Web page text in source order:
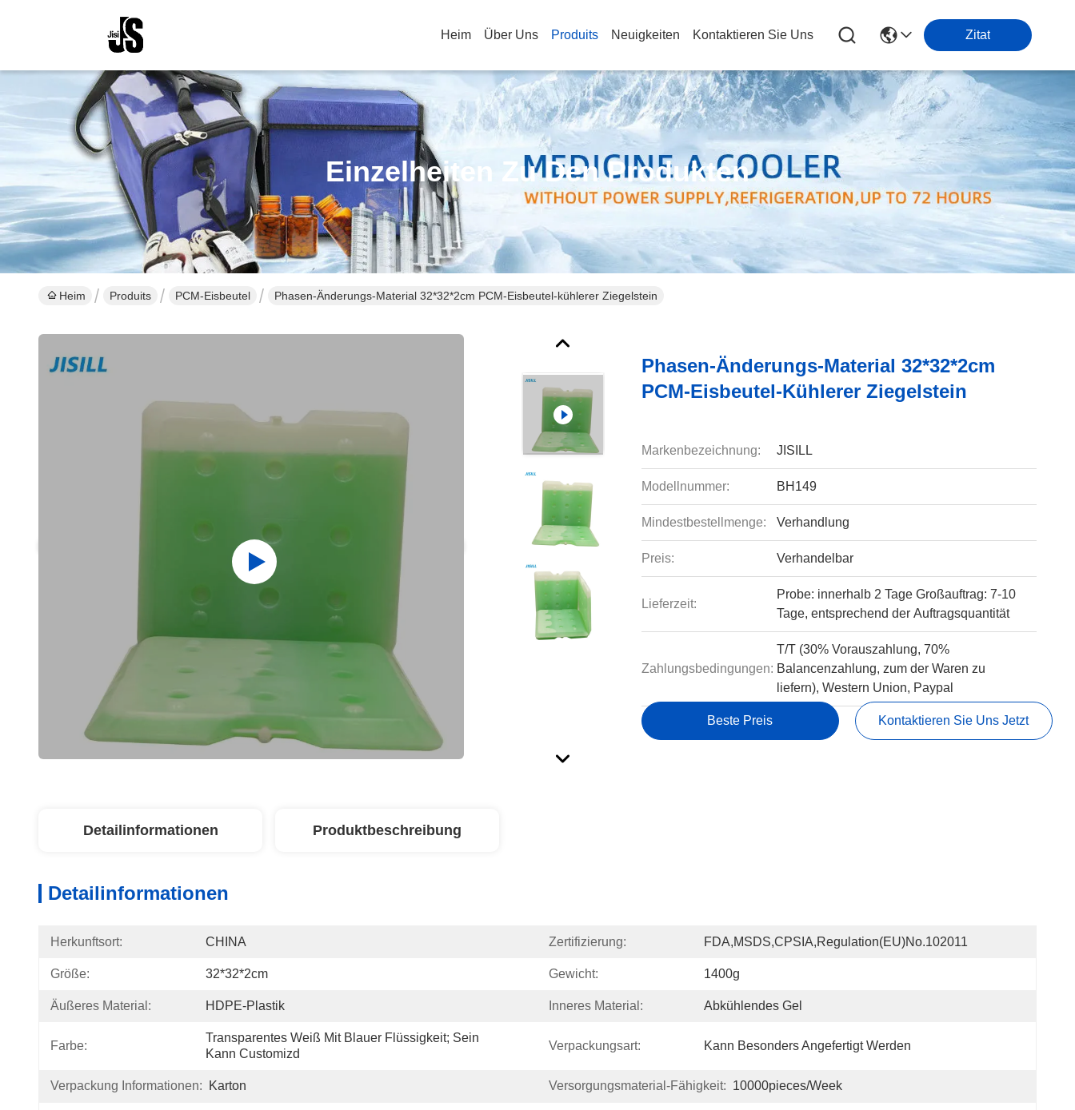
Heim Über Uns Produits Neuigkeiten Kontaktieren Sie Uns Zitat
Einzelheiten Zu Den Produkten
Heim Produits PCM-Eisbeutel Phasen-Änderungs-Material 32*32*2cm PCM-Eisbeutel-kühlerer Ziegelstein
Phasen-Änderungs-Material 32*32*2cm
PCM-Eisbeutel-Kühlerer Ziegelstein
Markenbezeichnung: JISILL
Modellnummer: BH149
Mindestbestellmenge: Verhandlung
Preis: Verhandelbar
Lieferzeit:
Probe: innerhalb 2 Tage Großauftrag: 7-10
Tage, entsprechend der Auftragsquantität
Zahlungsbedingungen:
T/T (30% Vorauszahlung, 70%
Balancenzahlung, zum der Waren zu
liefern), Western Union, Paypal
Beste Preis Kontaktieren Sie Uns Jetzt
Detailinformationen Produktbeschreibung
Detailinformationen
Herkunftsort: CHINA Zertifizierung: FDA,MSDS,CPSIA,Regulation(EU)no.102011
Größe: 32*32*2cm Gewicht: 1400g
Äußeres Material: HDPE-Plastik Inneres Material: Abkühlendes Gel
Farbe:
Transparentes Weiß Mit Blauer Flüssigkeit; Sein
Kann Customizd
Verpackungsart: Kann Besonders Angefertigt Werden
Verpackung Informationen: Karton Versorgungsmaterial-Fähigkeit: 10000pieces/week